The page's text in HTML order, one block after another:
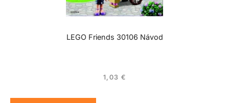
LEGO Friends 30106 Návod
1,03 €